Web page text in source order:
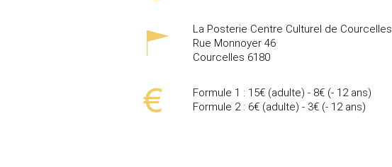
La Posterie Centre Culturel de Courcelles
Rue Monnoyer 46
Courcelles 6180
Formule 1 : 15€ (adulte) - 8€ (- 12 ans)
Formule 2 : 6€ (adulte) - 3€ (- 12 ans)